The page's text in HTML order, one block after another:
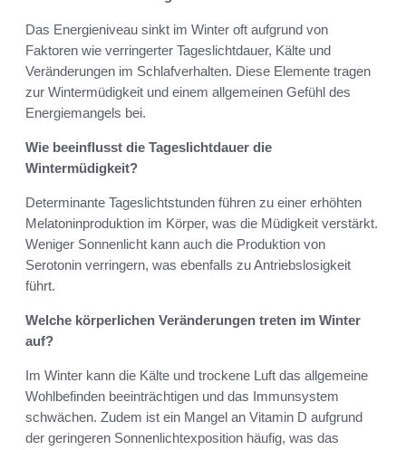
Das Energieniveau sinkt im Winter oft aufgrund von
Faktoren wie verringerter Tageslichtdauer, Kälte und
Veränderungen im Schlafverhalten. Diese Elemente tragen
zur Wintermüdigkeit und einem allgemeinen Gefühl des
Energiemangels bei.
Wie beeinflusst die Tageslichtdauer die
Wintermüdigkeit?
Determinante Tageslichtstunden führen zu einer erhöhten
Melatoninproduktion im Körper, was die Müdigkeit verstärkt.
Weniger Sonnenlicht kann auch die Produktion von
Serotonin verringern, was ebenfalls zu Antriebslosigkeit
führt.
Welche körperlichen Veränderungen treten im Winter
auf?
Im Winter kann die Kälte und trockene Luft das allgemeine
Wohlbefinden beeinträchtigen und das Immunsystem
schwächen. Zudem ist ein Mangel an Vitamin D aufgrund
der geringeren Sonnenlichtexposition häufig, was das